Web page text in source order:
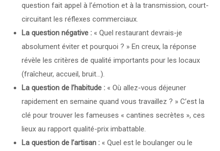
question fait appel à l’émotion et à la transmission, court-
circuitant les réflexes commerciaux.
La question négative : « Quel restaurant devrais-je
absolument éviter et pourquoi ? » En creux, la réponse
révèle les critères de qualité importants pour les locaux
(fraîcheur, accueil, bruit…).
La question de l’habitude : « Où allez-vous déjeuner
rapidement en semaine quand vous travaillez ? » C’est la
clé pour trouver les fameuses « cantines secrètes », ces
lieux au rapport qualité-prix imbattable.
La question de l’artisan : « Quel est le boulanger ou le